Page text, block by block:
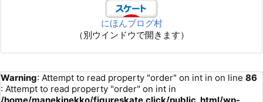
にほんブログ村
（別ウインドウで開きます）
Warning: Attempt to read property "order" on int in on line 86
: Attempt to read property "order" on int in
/home/manekinekko/figureskate.click/public_html/wp-